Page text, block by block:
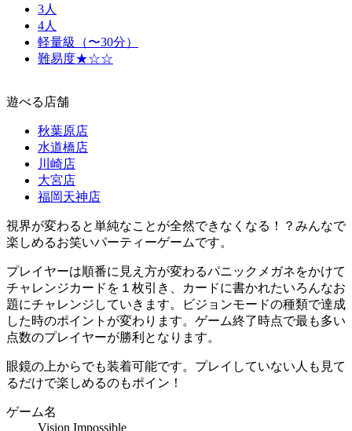
3人
4人
軽量級（〜30分）
難易度★☆☆
遊べる店舗
秋葉原店
水道橋店
川崎店
大宮店
福岡天神店
視界が変わると単純なことが全然できなくなる！？みんなで
楽しめるお笑いパーティーゲームです。
プレイヤーは順番に見え方が変わるパニックメガネをかけて
チャレンジカードを１枚引き、カードに書かれたいろんなお
題にチャレンジしていきます。ビジョンモードの種類で達成
した時のポイントが変わります。ゲーム終了時点で最も多い
点数のプレイヤーが勝利となります。
眼鏡の上からでも装着可能です。プレイしていない人も見て
るだけで楽しめるのもポイン！
ゲーム名
Vision Impossible